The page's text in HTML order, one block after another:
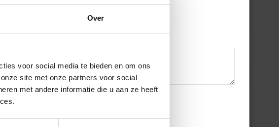
Over
voor social media te bieden en om ons
site met onze partners voor social
met andere informatie die u aan ze heeft